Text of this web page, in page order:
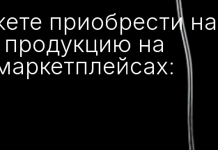
приобрести
продукцию на